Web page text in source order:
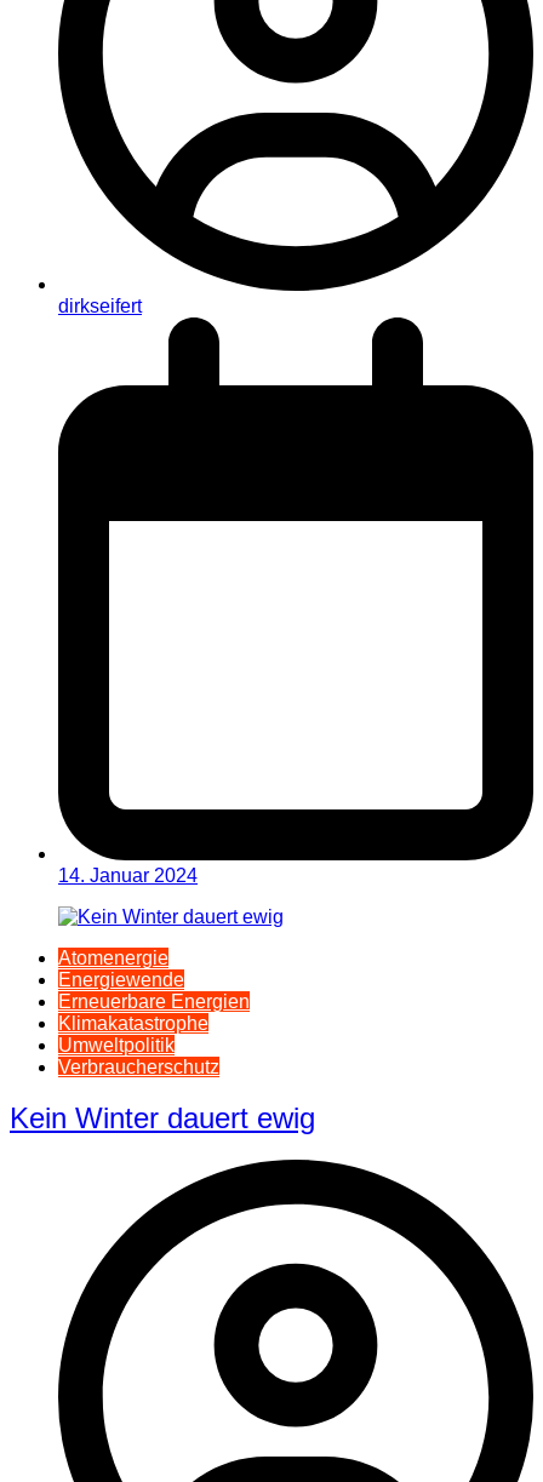
dirkseifert
14. Januar 2024
Atomenergie
Energiewende
Erneuerbare Energien
Klimakatastrophe
Umweltpolitik
Verbraucherschutz
Kein Winter dauert ewig